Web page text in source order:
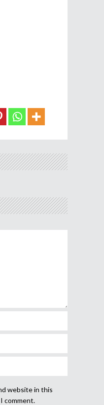
website in this
comment.